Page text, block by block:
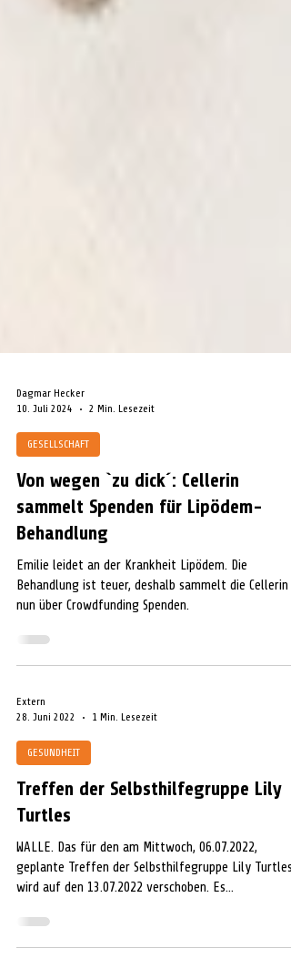
Dagmar Hecker
10. Juli 2024
2 Min. Lesezeit
GESELLSCHAFT
Von wegen `zu dick´: Cellerin
sammelt Spenden für Lipödem-
Behandlung
Emilie leidet an der Krankheit Lipödem. Die
Behandlung ist teuer, deshalb sammelt die Cellerin
Extern
28. Juni 2022
1 Min. Lesezeit
Treffen der Selbsthilfegruppe Lily
Turtles
WALLE. Das für den am Mittwoch, 06.07.2022,
geplante Treffen der Selbsthilfegruppe Lily Turtles